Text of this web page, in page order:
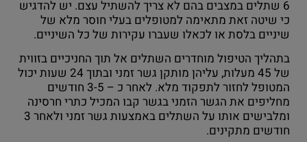
6 שתלים במצבים בהם לא צריך להשתיל עצם. יש להדגיש
כי שיטה זאת מתאימה למטופלים בעלי חוסר מלא של
שיניים בלסת או לכאלו שעברו עקירות של כל השיניים.
בתהליך הטיפול מוחדרים השתלים אל תוך החניכיים בזווית
של 45 מעלות, עליהן מותקן גשר זמני ובתוך 24 שעות יכול
המטופל לחזור לתפקוד מלא. לאחר כ – 3-5 חודשים
מחליפים את הגשר הזמני בגשר קבו המכיל כתרי חרסינה
ומלבישים אותו על השתלים באמצעות גשר זמני ולאחר 3
חודשים מתקינים.